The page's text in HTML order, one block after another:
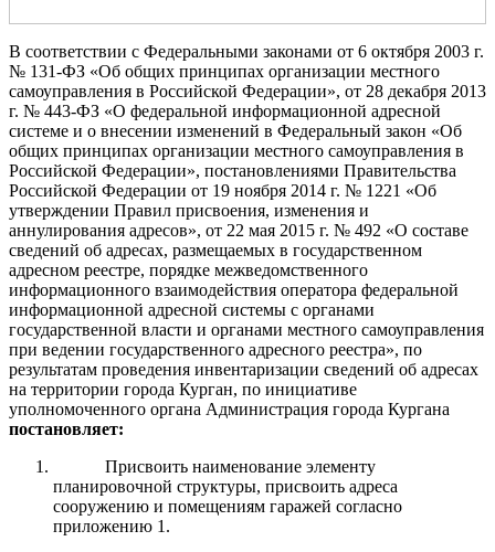
В соответствии с Федеральными законами от 6 октября 2003 г.
№ 131-ФЗ «Об общих принципах организации местного
самоуправления в Российской Федерации», от 28 декабря 2013
г. № 443-ФЗ «О федеральной информационной адресной
системе и о внесении изменений в Федеральный закон «Об
общих принципах организации местного самоуправления в
Российской Федерации», постановлениями Правительства
Российской Федерации от 19 ноября 2014 г. № 1221 «Об
утверждении Правил присвоения, изменения и
аннулирования адресов», от 22 мая 2015 г. № 492 «О составе
сведений об адресах, размещаемых в государственном
адресном реестре, порядке межведомственного
информационного взаимодействия оператора федеральной
информационной адресной системы с органами
государственной власти и органами местного самоуправления
при ведении государственного адресного реестра», по
результатам проведения инвентаризации сведений об адресах
на территории города Курган, по инициативе
уполномоченного органа Администрация города Кургана
постановляет:
Присвоить наименование элементу
планировочной структуры, присвоить адреса
сооружению и помещениям гаражей согласно
приложению 1.